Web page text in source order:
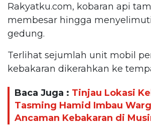
Rakyatku.com, kobaran api
membesar hingga
gedung.
Terlihat sejumlah unit mobil
kebakaran dikerahkan ke
Baca Juga : Tinjau Lokasi
Tasming Hamid Imbau
Ancaman Kebakaran di